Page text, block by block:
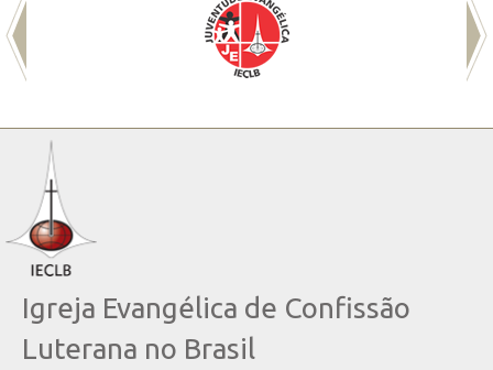
Igreja Evangélica de Confissão
Luterana no Brasil